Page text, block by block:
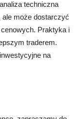
techniczna
ale może dostarczyć
Praktyka i
traderem.
na